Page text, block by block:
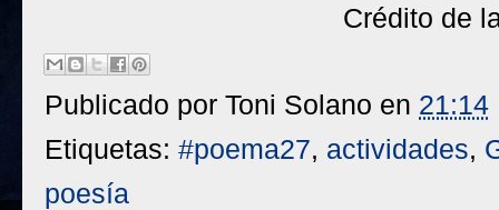
Crédito de
Publicado por Toni Solano en 21:14
Etiquetas: #poema27, actividades,
poesía